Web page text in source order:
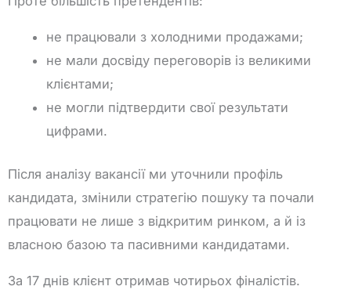
не працювали з холодними продажами;
не мали досвіду переговорів із великими
клієнтами;
не могли підтвердити свої результати
цифрами.
Після аналізу вакансії ми уточнили профіль
кандидата, змінили стратегію пошуку та почали
працювати не лише з відкритим ринком, а й із
власною базою та пасивними кандидатами.
За 17 днів клієнт отримав чотирьох фіналістів.